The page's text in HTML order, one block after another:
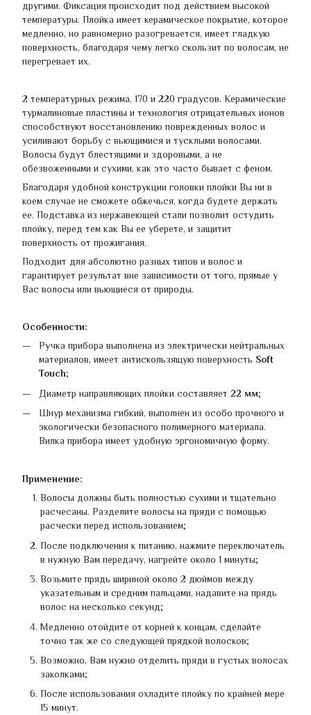
другими. Фиксация происходит под действием высокой
температуры. Плойка имеет керамическое покрытие, которое
медленно, но равномерно разогревается, имеет гладкую
поверхность, благодаря чему легко скользит по волосам, не
перегревает их.
2 температурных режима, 170 и 220 градусов. Керамические
турмалиновые пластины и технология отрицательных ионов
способствуют восстановлению поврежденных волос и
усиливают борьбу с вьющимися и тусклыми волосами.
Волосы будут блестящими и здоровыми, а не
обезвоженными и сухими, как это часто бывает с феном.
Благодаря удобной конструкции головки плойки Вы ни в
коем случае не сможете обжечься, когда будете держать
ее. Подставка из нержавеющей стали позволит остудить
плойку, перед тем как Вы ее уберете, и защитит
поверхность от прожигания.
Подходит для абсолютно разных типов и волос и
гарантирует результат вне зависимости от того, прямые у
Вас волосы или вьющиеся от природы.
Особенности:
Ручка прибора выполнена из электрически нейтральных
материалов, имеет антискользящую поверхность Soft
Touch;
Диаметр направляющих плойки составляет 22 мм;
Шнур механизма гибкий, выполнен из особо прочного и
экологически безопасного полимерного материала.
Вилка прибора имеет удобную эргономичную форму.
Применение:
Волосы должны быть полностью сухими и тщательно
расчесаны. Разделите волосы на пряди с помощью
расчески перед использованием;
После подключения к питанию, нажмите переключатель
в нужную Вам передачу, нагрейте около 1 минуты;
Возьмите прядь шириной около 2 дюймов между
указательным и средним пальцами, надавите на прядь
волос на несколько секунд;
Медленно отойдите от корней к концам, сделайте
точно так же со следующей прядкой волосков;
Возможно, Вам нужно отделить пряди в густых волосах
заколками;
После использования охладите плойку по крайней мере
15 минут.